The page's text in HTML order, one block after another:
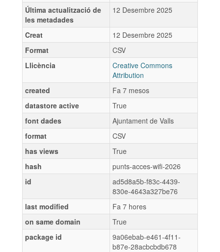
Última actualització de
les metadades
12 Desembre 2025
Creat
12 Desembre 2025
Format
CSV
Llicència
Creative Commons
Attribution
created
Fa 7 mesos
datastore active
True
font dades
Ajuntament de Valls
format
CSV
has views
True
hash
punts-acces-wifi-2026
id
ad5d8a5b-f83c-4439-
830e-4643a327be76
last modified
Fa 7 hores
on same domain
True
package id
9a06ebab-e461-4f11-
b87e-28acbcbdb678